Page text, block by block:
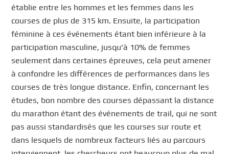
établie entre les hommes et les femmes dans les
courses de plus de 315 km. Ensuite, la participation
féminine à ces événements étant bien inférieure à la
participation masculine, jusqu’à 10% de femmes
seulement dans certaines épreuves, cela peut amener
à confondre les différences de performances dans les
courses de très longue distance. Enfin, concernant les
études, bon nombre des courses dépassant la distance
du marathon étant des événements de trail, qui ne sont
pas aussi standardisés que les courses sur route et
dans lesquels de nombreux facteurs liés au parcours